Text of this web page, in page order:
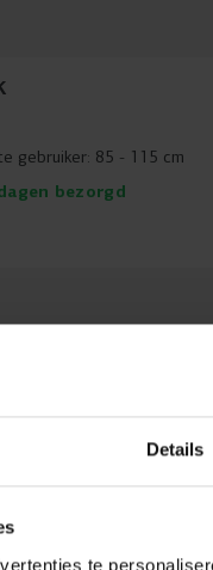
Details
te
gebruiker: 85 - 115 cm
bezorgd